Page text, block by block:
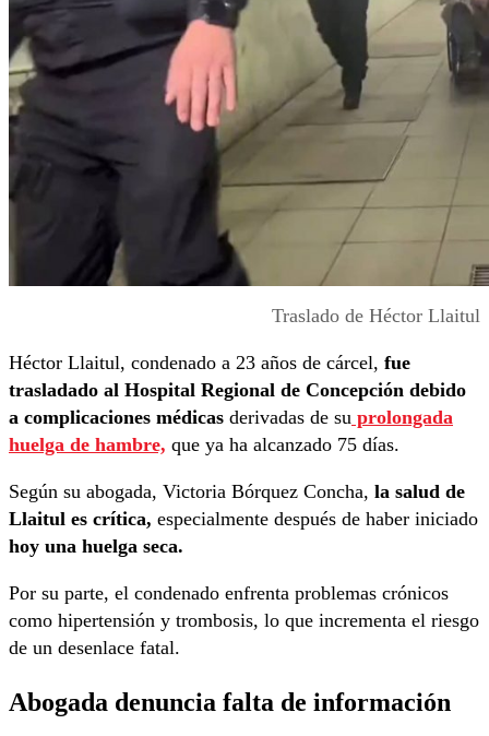
Traslado de Héctor Llaitul
Héctor Llaitul, condenado a 23 años de cárcel, fue
trasladado al Hospital Regional de Concepción debido
a complicaciones médicas derivadas de su prolongada
huelga de hambre, que ya ha alcanzado 75 días.
Según su abogada, Victoria Bórquez Concha, la salud de
Llaitul es crítica, especialmente después de haber iniciado
hoy una huelga seca.
Por su parte, el condenado enfrenta problemas crónicos
como hipertensión y trombosis, lo que incrementa el riesgo
de un desenlace fatal.
Abogada denuncia falta de información